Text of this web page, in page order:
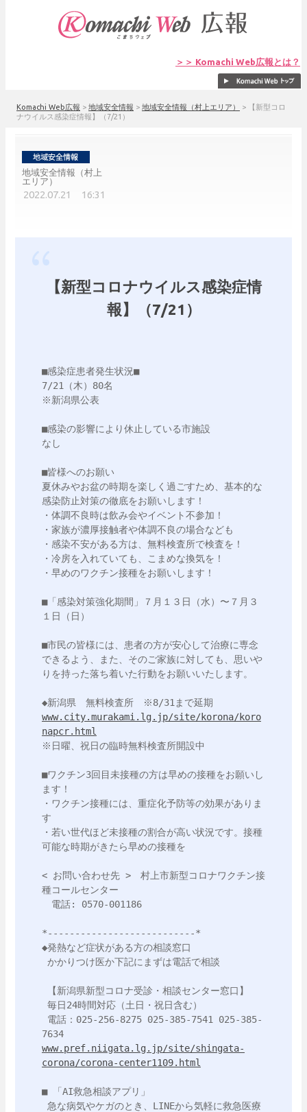
＞＞ Komachi Web広報とは？
Komachi Web広報 > 地域安全情報 > 地域安全情報（村上エリア） >
【新型コロ
ナウイルス感染症情報】（7/21）
地域安全情報（村上
エリア）
2022.07.21 16:31
【新型コロナウイルス感染症情
報】（7/21）
■感染症患者発生状況■
7/21（木）80名
※新潟県公表
■感染の影響により休止している市施設
なし
■皆様へのお願い
夏休みやお盆の時期を楽しく過ごすため、基本的な
感染防止対策の徹底をお願いします！
・体調不良時は飲み会やイベント不参加！
・家族が濃厚接触者や体調不良の場合なども
・感染不安がある方は、無料検査所で検査を！
・冷房を入れていても、こまめな換気を！
・早めのワクチン接種をお願いします！
■「感染対策強化期間」７月１３日（水）〜７月３
１日（日）
■市民の皆様には、患者の方が安心して治療に専念
できるよう、また、そのご家族に対しても、思いや
りを持った落ち着いた行動をお願いいたします。
www.city.murakami.lg.jp/site/korona/koro
napcr.html
※日曜、祝日の臨時無料検査所開設中
■ワクチン3回目未接種の方は早めの接種をお願いし
ます！
・ワクチン接種には、重症化予防等の効果がありま
す
・若い世代ほど未接種の割合が高い状況です。接種
可能な時期がきたら早めの接種を
< お問い合わせ先 >　村上市新型コロナワクチン接
種コールセンター
電話: 0570-001186
*---------------------------*
◆発熱など症状がある方の相談窓口
www.pref.niigata.lg.jp/site/shingata-
corona/corona-center1109.html
■ 「AI救急相談アプリ」